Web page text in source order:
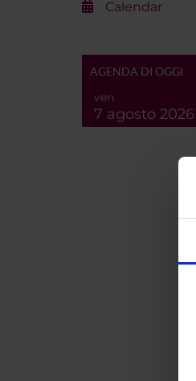
Calendar
AGENDA DI OGGI
ven
7 agosto 2026